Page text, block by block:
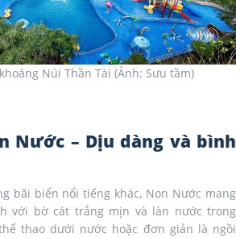
Núi Thần Tài (Ảnh: Sưu tầm)
Nước – Dịu dàng và bình
bãi biển nổi tiếng khác, Non Nước mang
với bờ cát trắng mịn và làn nước trong
thao dưới nước hoặc đơn giản là ngồi